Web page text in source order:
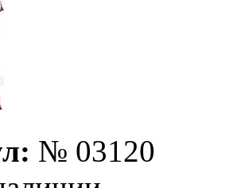
№ 03120